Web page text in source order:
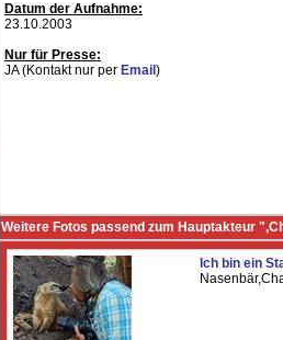
Datum der Aufnahme:
23.10.2003
Nur für Presse:
JA (Kontakt nur per Email )
Weitere Fotos passend zum Hauptakteur
Ich bin ein